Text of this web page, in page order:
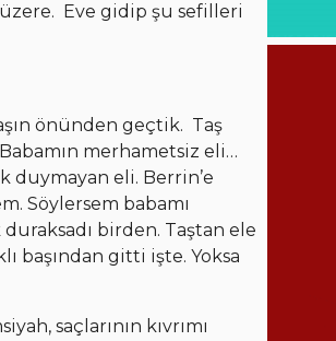
Eve gidip şu sefilleri
önünden geçtik. Taş
merhametsiz eli…
eli. Berrin’e
Söylersem babamı
birden. Taştan ele
başından gitti işte. Yoksa
saçlarının kıvrımı